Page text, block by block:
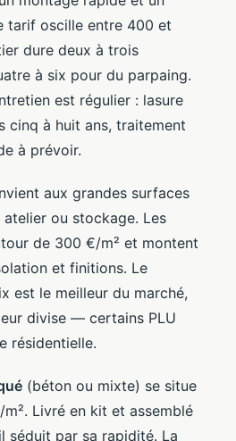
tarif oscille entre 400 et
dure deux à trois
à six pour du parpaing.
est régulier : lasure
cinq à huit ans, traitement
à prévoir.
aux grandes surfaces
ou stockage. Les
de 300 €/m² et montent
et finitions. Le
est le meilleur du marché,
divise — certains PLU
résidentielle.
(béton ou mixte) se situe
Livré en kit et assemblé
séduit par sa rapidité. La